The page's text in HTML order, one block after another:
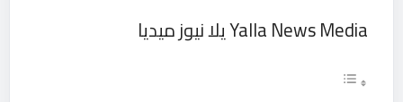
يلا نيوز ميديا Yalla News Media